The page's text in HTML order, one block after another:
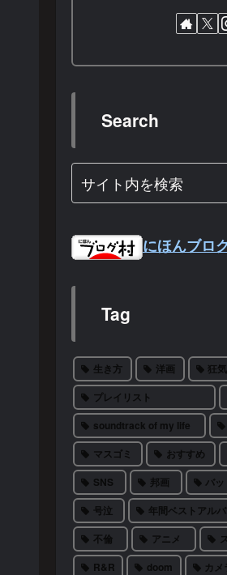
Search
にほんブロ
Tag
生き方 洋画 狂気
プレイリスト
soundtrack of my life
マスゴミ
おすすめ
SNS
邦画 バ
号泣
年間ベストアル
不倫
アニメ
R&R
doom カメ